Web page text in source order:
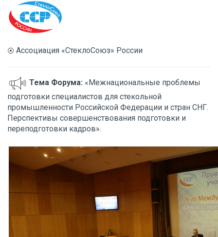
⦿ Ассоциация «СтеклоСоюз» России
Тема Форума: «Межнациональные проблемы
подготовки специалистов для стекольной
промышленности Российской Федерации и стран СНГ.
Перспективы совершенствования подготовки и
переподготовки кадров».